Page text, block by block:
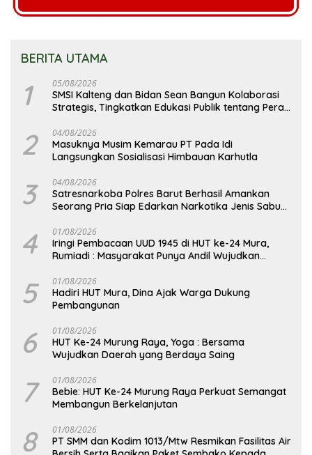
BERITA UTAMA
1 05/08/2026
SMSI Kalteng dan Bidan Sean Bangun Kolaborasi
Strategis, Tingkatkan Edukasi Publik tentang Peran
2 04/08/2026
Masuknya Musim Kemarau PT Pada Idi
Langsungkan Sosialisasi Himbauan Karhutla
3 04/08/2026
Satresnarkoba Polres Barut Berhasil Amankan
Seorang Pria Siap Edarkan Narkotika Jenis Sabu
4 01/08/2026
Iringi Pembacaan UUD 1945 di HUT ke-24 Mura,
Rumiadi : Masyarakat Punya Andil Wujudkan
5 01/08/2026
Hadiri HUT Mura, Dina Ajak Warga Dukung
Pembangunan
6 01/08/2026
HUT Ke-24 Murung Raya, Yoga : Bersama
Wujudkan Daerah yang Berdaya Saing
7 01/08/2026
Bebie: HUT Ke-24 Murung Raya Perkuat Semangat
Membangun Berkelanjutan
8 01/08/2026
PT SMM dan Kodim 1013/Mtw Resmikan Fasilitas Air